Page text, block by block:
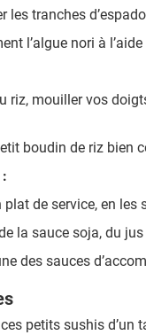
les tranches
l’algue nori à
riz, mouiller vos
boudin de riz bien
de service, en
la sauce soja, du
des sauces
petits sushis d’un